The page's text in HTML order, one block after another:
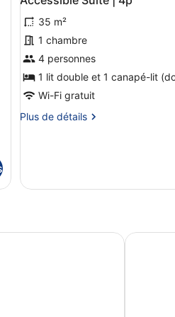
Spacious
Suite
4p
toutes
les
photos
pour
ce
type
chambre :
4p
35 m²
1 chambre
4 personnes
1 lit double et 1 canapé-lit
Wi-Fi gratuit
Plus de détails
Plus
type
de
Suite
Polders Beach